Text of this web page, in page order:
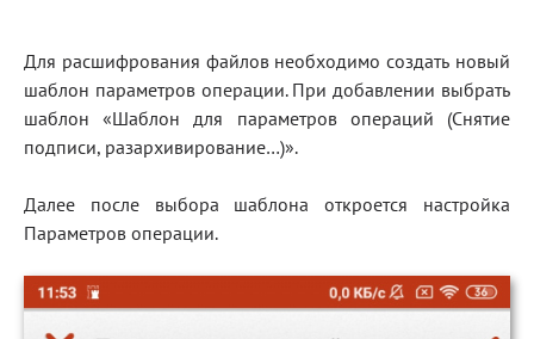
КриптоАРМ Документы
КриптоАРМ для 1С-Битрикс
Блог
Получить КЭП
Для расшифрования файлов необходимо создать новый
шаблон параметров операции. При добавлении выбрать
шаблон «Шаблон для параметров операций (Снятие
подписи, разархивирование…)».
Далее после выбора шаблона откроется настройка
Параметров операции.